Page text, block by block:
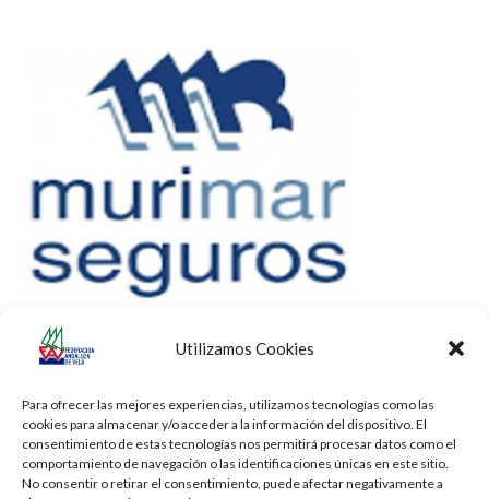
Utilizamos Cookies
Para ofrecer las mejores experiencias, utilizamos tecnologías como las
cookies para almacenar y/o acceder a la información del dispositivo. El
consentimiento de estas tecnologías nos permitirá procesar datos como el
comportamiento de navegación o las identificaciones únicas en este sitio.
No consentir o retirar el consentimiento, puede afectar negativamente a